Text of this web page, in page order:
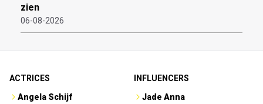
zien
06-08-2026
ACTRICES
Angela Schijf
INFLUENCERS
Jade Anna